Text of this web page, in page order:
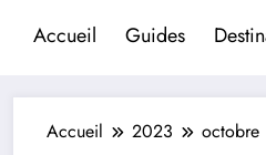
Accueil Guides
Accueil 2023 octobre